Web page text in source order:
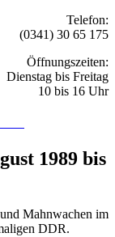
Telefon:
(0341) 30 65 175
Öffnungszeiten:
Dienstag bis Freitag
10 bis 16 Uhr
1989 bis
Mahnwachen im
DDR.